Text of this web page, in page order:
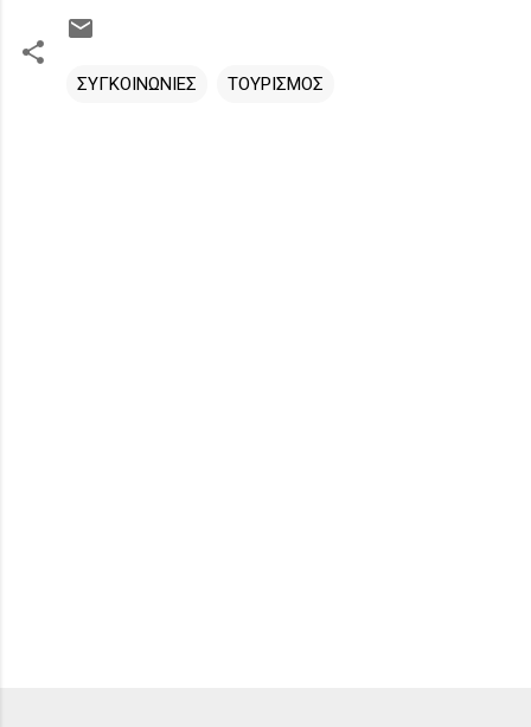
ΣΥΓΚΟΙΝΩΝΙΕΣ ΤΟΥΡΙΣΜΟΣ